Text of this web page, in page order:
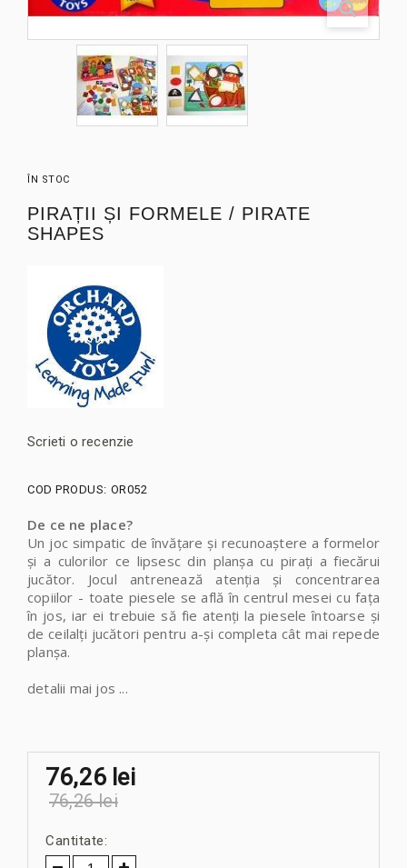
ÎN STOC
PIRAȚII ȘI FORMELE / PIRATE
SHAPES
Scrieti o recenzie
COD PRODUS: OR052
De ce ne place?
Un joc simpatic de învățare și recunoaștere a formelor
și a culorilor ce lipsesc din planșa cu pirați a fiecărui
jucător. Jocul antrenează atenția și concentrarea
copiilor - toate piesele se află în centrul mesei cu fața
în jos, iar ei trebuie să fie atenți la piesele întoarse și
de ceilalți jucători pentru a-și completa cât mai repede
planșa.
detalii mai jos ...
76,26 lei
76,26 lei
Cantitate: